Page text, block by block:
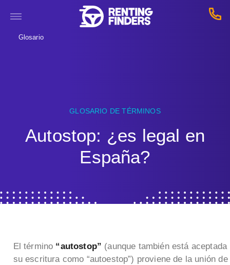
Glosario
GLOSARIO DE TÉRMINOS
Autostop: ¿es legal en
España?
El término “autostop” (aunque también está aceptada
su escritura como “autoestop”) proviene de la unión de